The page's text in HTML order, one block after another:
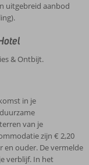
uitgebreid aanbod
& Ontbijt.
in je
van je
zijn € 2,20
en ouder. De vermelde
verblijf. In het